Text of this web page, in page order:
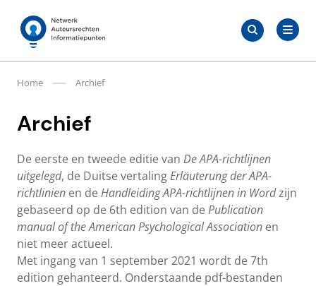
naar
content
Auteursrechten.nl
Zoeken
naar:
Zoeken
Home Archief
Archief
De eerste en tweede editie van De APA-richtlijnen
uitgelegd, de Duitse vertalingErläuterung der APA-
richtlinien en de Handleiding APA-richtlijnen in Wordzijn
gebaseerd op de 6th edition van de Publication
manual of the American Psychological Association en
niet meer actueel.
Met ingang van 1 september 2021 wordt de 7th
edition gehanteerd. Onderstaande pdf-bestanden